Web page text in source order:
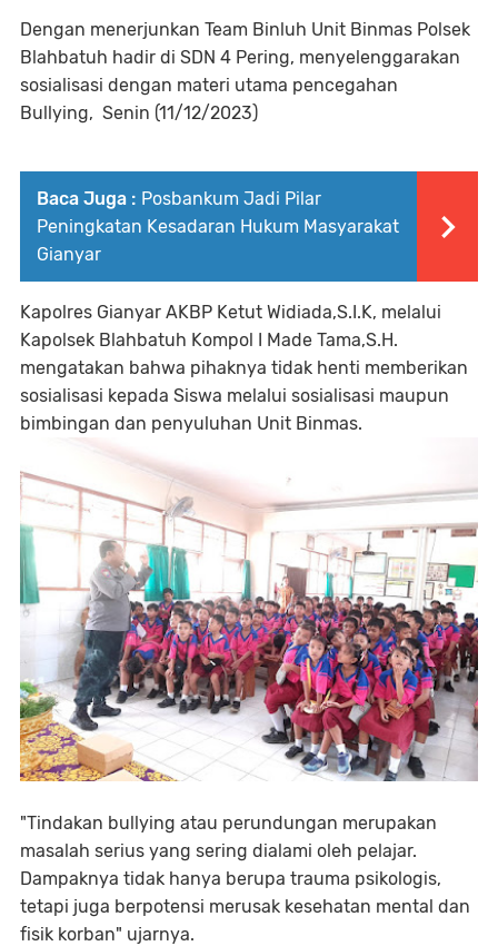
Dengan menerjunkan Team Binluh Unit Binmas Polsek
Blahbatuh hadir di SDN 4 Pering, menyelenggarakan
sosialisasi dengan materi utama pencegahan
Bullying, Senin (11/12/2023)
Baca Juga : Posbankum Jadi Pilar
Peningkatan Kesadaran Hukum Masyarakat
Gianyar
Kapolres Gianyar AKBP Ketut Widiada,S.I.K, melalui
Kapolsek Blahbatuh Kompol I Made Tama,S.H.
mengatakan bahwa pihaknya tidak henti memberikan
sosialisasi kepada Siswa melalui sosialisasi maupun
bimbingan dan penyuluhan Unit Binmas.
"Tindakan bullying atau perundungan merupakan
masalah serius yang sering dialami oleh pelajar.
Dampaknya tidak hanya berupa trauma psikologis,
tetapi juga berpotensi merusak kesehatan mental dan
fisik korban" ujarnya.